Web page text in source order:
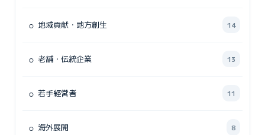
○ 地域貢献・地方創生 14
○ 老舗・伝統企業 13
○ 若手経営者 11
○ 海外展開 8